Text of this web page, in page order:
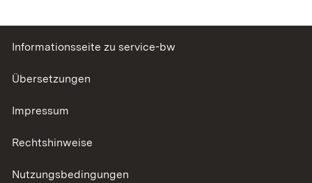
Informationsseite zu service-bw
Übersetzungen
Impressum
Rechtshinweise
Nutzungsbedingungen